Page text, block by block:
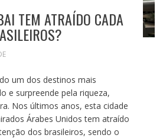
TEM ATRAÍDO CADA
um dos destinos mais
e surpreende pela riqueza,
Nos últimos anos, esta cidade
Árabes Unidos tem atraído
dos brasileiros, sendo o